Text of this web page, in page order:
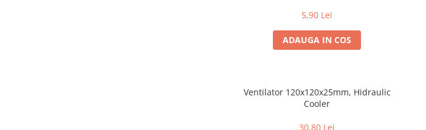
5,90 Lei
ADAUGA IN COS
Ventilator 120x120x25mm, Hidraulic
Cooler
30,80 Lei